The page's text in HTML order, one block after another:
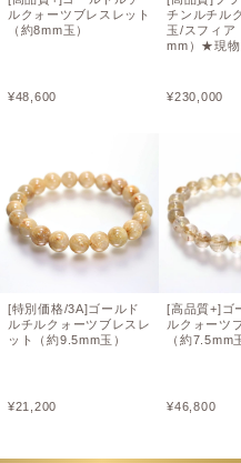
ルクォーツブレスレット
（約8mm玉）
¥48,600
[特別価格/3A]ゴールド
ルチルクォーツブレスレ
ット（約9.5mm玉）
¥21,200
チンルチル
玉/スフィア
mm）★現物
¥230,000
[高品質+]ゴ
ルクォーツ
（約7.5mm
¥46,800